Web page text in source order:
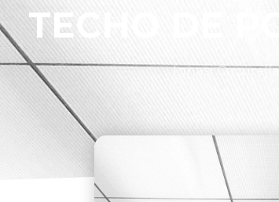
TECHO DE
Ignasi Cucurella